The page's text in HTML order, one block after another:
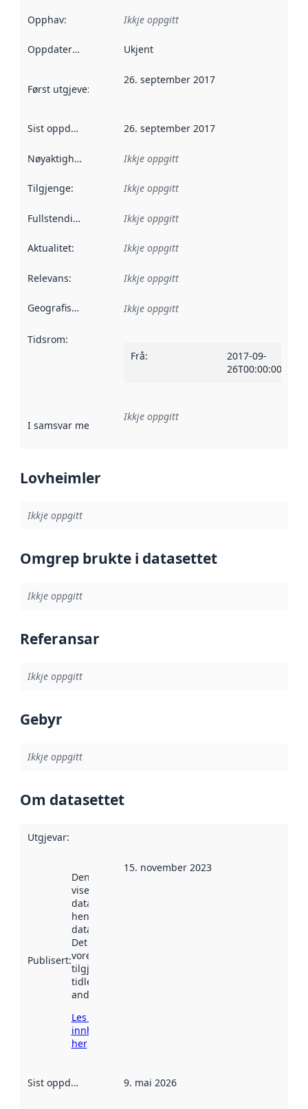
Opphav: Ikkje oppgitt
Oppdateringsfrekvens :
Ukjent
Først utgjeve: Denne datoen seier når dataa i dette
26. september 2017
Sist oppdatert 26. september 2017
Nøyaktigheit Ikkje oppgitt
Tilgjenge: Ikkje oppgitt
Fullstendigheit Ikkje oppgitt
Aktualitet: Ikkje oppgitt
Relevans: Ikkje oppgitt
Geografisk område Ikkje oppgitt
Tidsrom:
Frå:
2017-09-
26T00:00:00Z
I samsvar med Referanse til ei implementeringsregel eller
Ikkje oppgitt
Lovheimler
Ikkje oppgitt
Omgrep brukte i datasettet
Ikkje oppgitt
Referansar
Ikkje oppgitt
Gebyr
Ikkje oppgitt
Om datasettet
Utgjevar:
Publisert:
Denne datoen
viser når
datasettet vart
henta inn av
data.norge.no.
Det kan ha
vore
tilgjengeleg
tidlegare
andre stader.
Les meir om
innhenting
her
15. november 2023
Sist oppdatert 9. mai 2026